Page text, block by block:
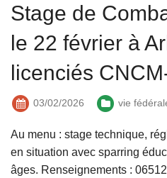
Stage de
le 22 février à
licenciés
03/02/2026 vie
Au menu : stage technique,
en situation avec sparring
âges. Renseignements :